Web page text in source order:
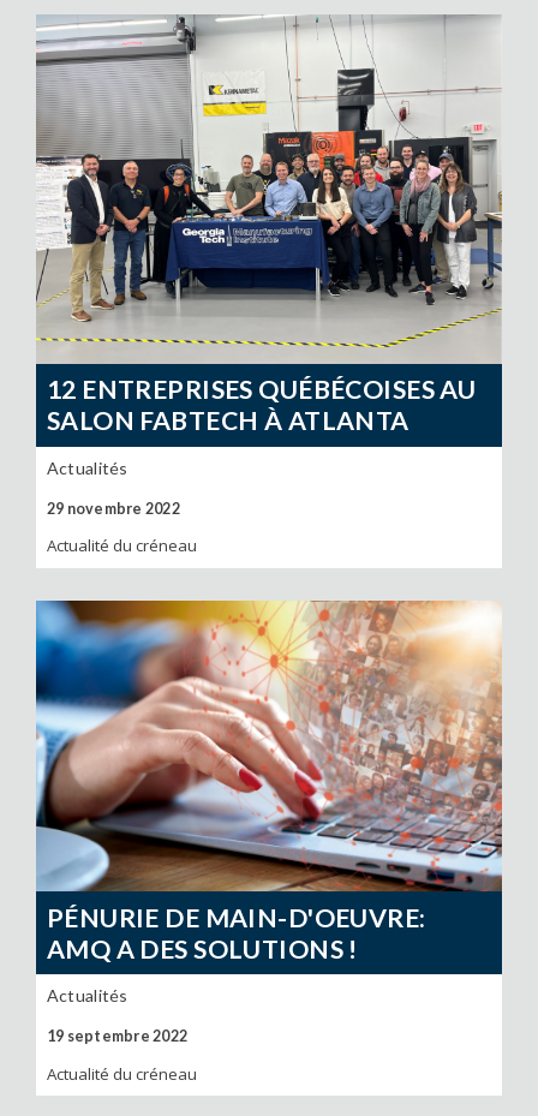
12 ENTREPRISES QUÉBÉCOISES AU
SALON FABTECH À ATLANTA
Actualités
29 novembre 2022
Actualité du créneau
PÉNURIE DE MAIN-D'OEUVRE:
AMQ A DES SOLUTIONS !
Actualités
19 septembre 2022
Actualité du créneau